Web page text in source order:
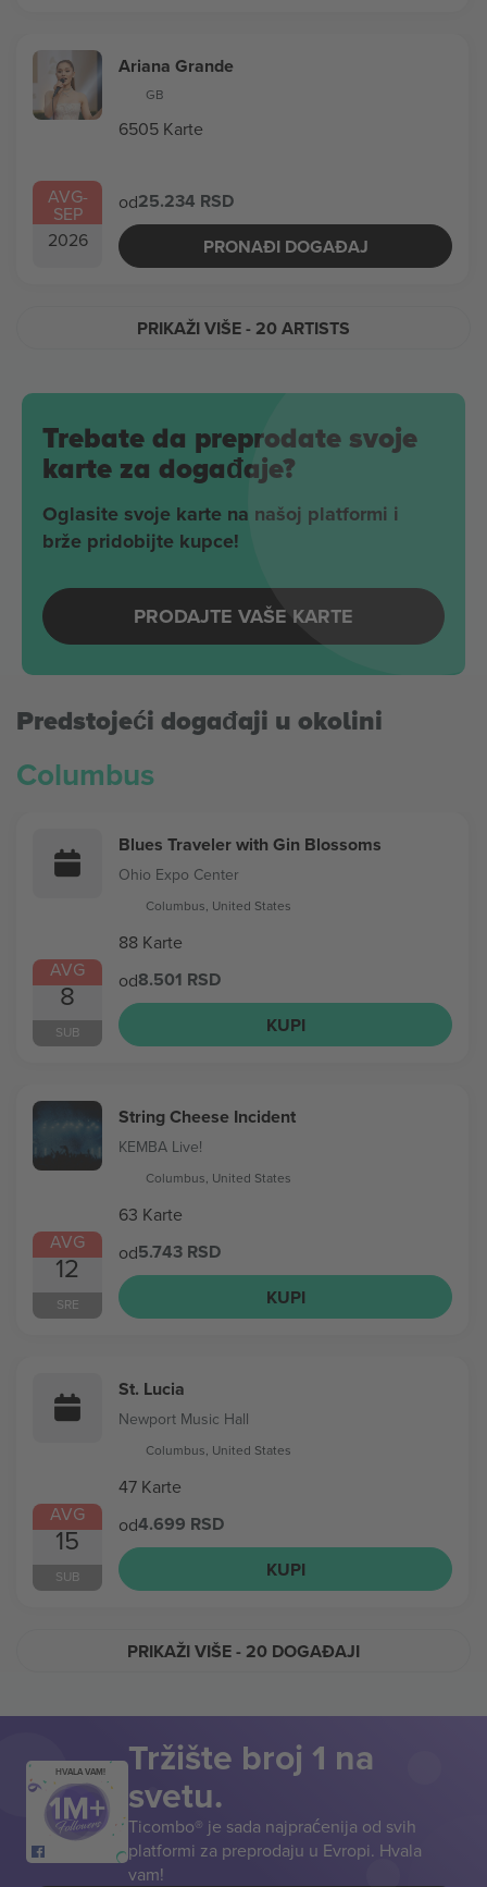
AVG-
SEP
2026
Ariana Grande
GB
6505 Karte
od25.234 RSD
PRONAĐI DOGAĐAJ
PRIKAŽI VIŠE- 20 ARTISTS
Trebate da preprodate svoje
karte za događaje?
Oglasite svoje karte na našoj platformi i
brže pridobijte kupce!
PRODAJTE VAŠE KARTE
Predstojeći događaji u okolini
Columbus
AVG
8
SUB
Blues Traveler with Gin Blossoms
Ohio Expo Center
Columbus, United States
88 Karte
od8.501 RSD
KUPI
AVG
12
SRE
String Cheese Incident
KEMBA Live!
Columbus, United States
63 Karte
od5.743 RSD
KUPI
AVG
15
SUB
St. Lucia
Newport Music Hall
Columbus, United States
47 Karte
od4.699 RSD
KUPI
PRIKAŽI VIŠE- 20 DOGAĐAJI
HVALA VAM! Tržište broj 1 na
svetu.
Ticombo® je sada najpraćenija od svih
platformi za preprodaju u Evropi. Hvala
vam!